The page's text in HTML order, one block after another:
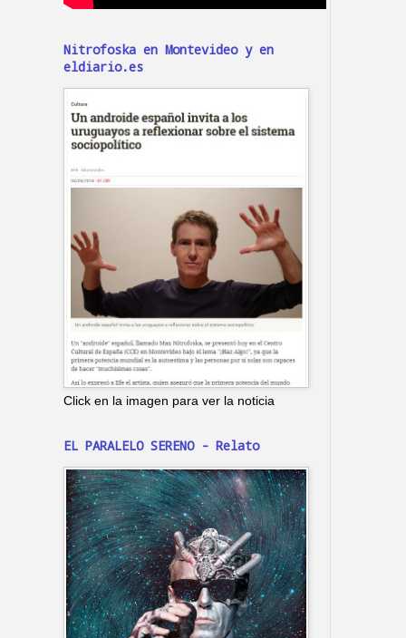
Nitrofoska en Montevideo y en
eldiario.es
Click en la imagen para ver la noticia
EL PARALELO SERENO - Relato